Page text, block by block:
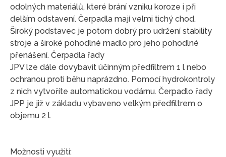
odolných materiálů, které brání vzniku koroze i při
delším odstavení. Čerpadla mají velmi tichý chod.
Široký podstavec je potom dobrý pro udržení stability
stroje a široké pohodlné madlo pro jeho pohodlné
přenášení. Čerpadla řady
JPV lze dále dovybavit účinným předfiltrem 1 l nebo
ochranou proti běhu naprázdno. Pomocí hydrokontroly
z nich vytvoříte automatickou vodárnu. Čerpadlo řady
JPP je již v základu vybaveno velkým předfiltrem o
objemu 2 l.
Možnosti využití: